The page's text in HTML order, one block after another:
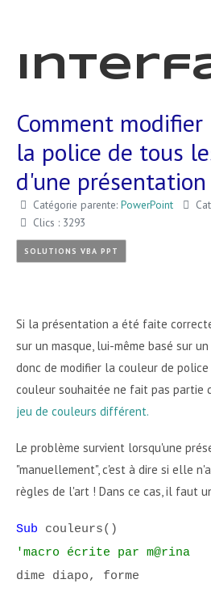
Comment
la police de tous
d'une présentation
Catégorie parente: PowerPoint
Clics : 3293
SOLUTIONS VBA PPT
Si la présentation a été faite
sur un masque, lui-même basé sur
donc de modifier la couleur de
couleur souhaitée ne fait pas partie
jeu de couleurs différent.
Le problème survient lorsqu'une
"manuellement", c'est à dire si elle
règles de l'art ! Dans ce cas, il faut
Sub couleurs()
'macro écrite par m@rina
dime diapo, forme